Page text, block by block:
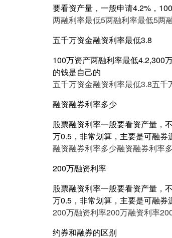
要看资产量，一般申请4.2%，
两融利率最低5两融利率最低5两
五千万资金融资利率最低3.8
100万资产两融利率最低4.2,300
的钱是自己的
五千万资金融资利率最低3.8五千
融资融券利率多少
股票融资利率一般要看资产量，
万0.5，非常划算，主要是可融
融资融券利率多少融资融券利率
200万融资利率
股票融资利率一般要看资产量，
万0.5，非常划算，主要是可融
200万融资利率200万融资利率
约券和融券的区别